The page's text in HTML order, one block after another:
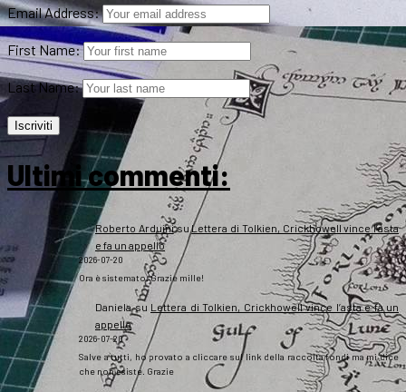
Email Address:
First Name:
Last Name:
Ultimi commenti:
Roberto ArduinisuLettera di Tolkien, Crickhowell vince l’asta
e fa un appello
2026-07-20
Ora è sistemato. Grazie mille!
Danielasu Lettera di Tolkien, Crickhowell vince l’asta e fa un
appello
2026-07-20
Salve a tutti, ho provato a cliccare sul link della raccolta fondi ma mi dice
che non esiste. Grazie